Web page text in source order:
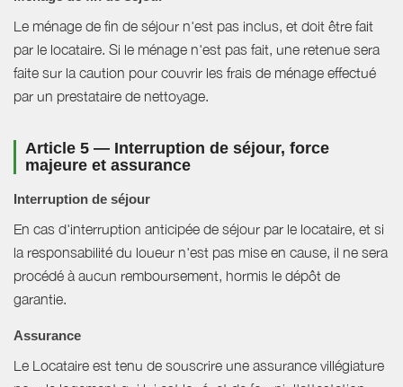
Le ménage de fin de séjour n'est pas inclus, et doit être fait
par le locataire. Si le ménage n'est pas fait, une retenue sera
faite sur la caution pour couvrir les frais de ménage effectué
par un prestataire de nettoyage.
Article 5 — Interruption de séjour, force
majeure et assurance
Interruption de séjour
En cas d'interruption anticipée de séjour par le locataire, et si
la responsabilité du loueur n'est pas mise en cause, il ne sera
procédé à aucun remboursement, hormis le dépôt de
garantie.
Assurance
Le Locataire est tenu de souscrire une assurance villégiature